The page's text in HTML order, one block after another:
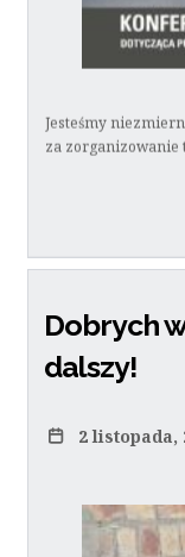
Jesteśmy
za zorganizowanie
Dobrych
dalszy!
2 listopada,